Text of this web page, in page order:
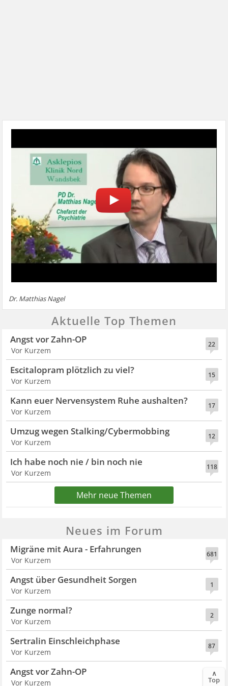
Dr. Matthias Nagel
Aktuelle Top Themen
22
Angst vor Zahn-OP
Vor Kurzem
15
Escitalopram plötzlich zu viel?
Vor Kurzem
17
Kann euer Nervensystem Ruhe aushalten?
Vor Kurzem
12
Umzug wegen Stalking/Cybermobbing
Vor Kurzem
118
Ich habe noch nie / bin noch nie
Vor Kurzem
Mehr neue Themen
Neues im Forum
681
Migräne mit Aura - Erfahrungen
Vor Kurzem
1
Angst über Gesundheit Sorgen
Vor Kurzem
2
Zunge normal?
Vor Kurzem
87
Sertralin Einschleichphase
Vor Kurzem
22
Angst vor Zahn-OP
Vor Kurzem
∧
Top